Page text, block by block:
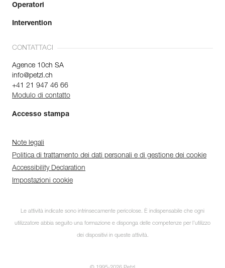
Operatori
Intervention
CONTATTACI
Agence 10ch SA
info@petzl.ch
+41 21 947 46 66
Modulo di contatto
Accesso stampa
Note legali
Politica di trattamento dei dati personali e di gestione dei cookie
Accessibility Declaration
Impostazioni cookie
Le attività indicate sono intrinsecamente pericolose. È indispensabile che ogni
utilizzatore abbia seguito una formazione e disponga delle competenze per l’utilizzo
dei dispositivi in queste attività.